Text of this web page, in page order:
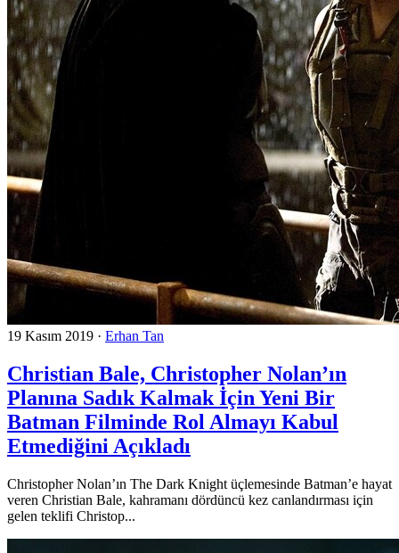
19 Kasım 2019 · Erhan Tan
Christian Bale, Christopher Nolan’ın
Planına Sadık Kalmak İçin Yeni Bir
Batman Filminde Rol Almayı Kabul
Etmediğini Açıkladı
Christopher Nolan’ın The Dark Knight üçlemesinde Batman’e hayat
veren Christian Bale, kahramanı dördüncü kez canlandırması için
gelen teklifi Christop...